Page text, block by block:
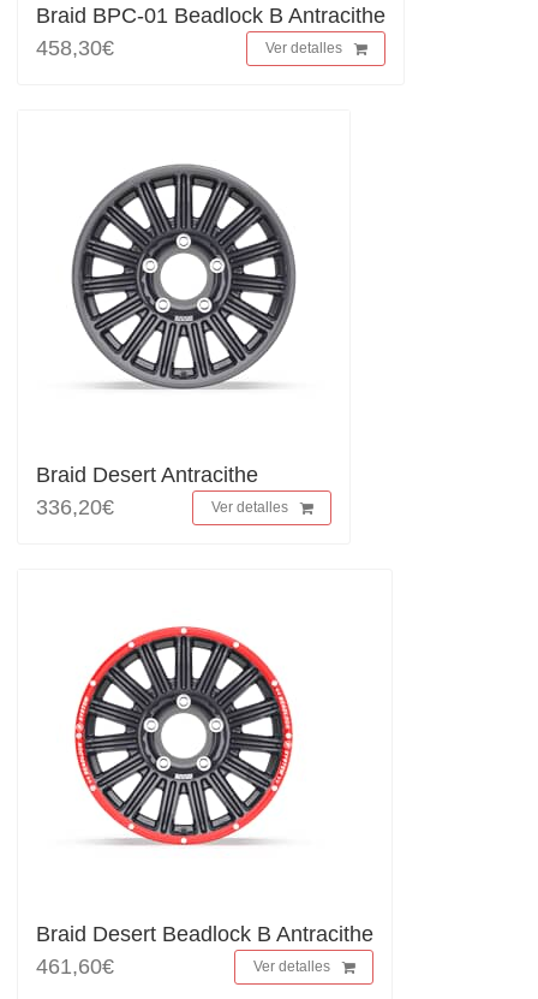
Braid BPC-01 Beadlock B Antracithe
458,30€
Ver detalles
Braid Desert Antracithe
336,20€
Ver detalles
Braid Desert Beadlock B Antracithe
461,60€
Ver detalles